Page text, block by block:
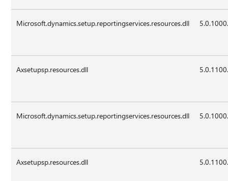
Microsoft.dynamics.setup.reportingservices.resources.dll
Axsetupsp.resources.dll
Microsoft.dynamics.setup.reportingservices.resources.dll
Axsetupsp.resources.dll